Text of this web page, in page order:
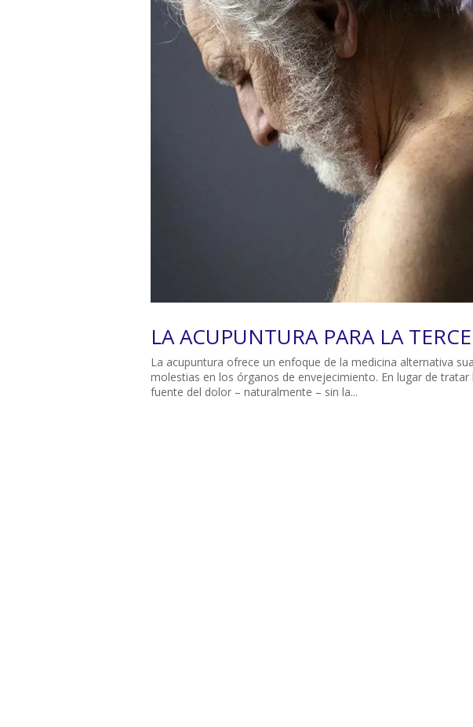
LA ACUPUNTURA PARA LA
La acupuntura ofrece un enfoque de la medicina alternativa
molestias en los órganos de envejecimiento. En lugar de
fuente del dolor – naturalmente – sin la...